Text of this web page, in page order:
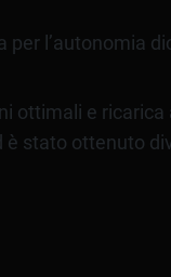
l’autonomia
ottimali e
stato ottenuto